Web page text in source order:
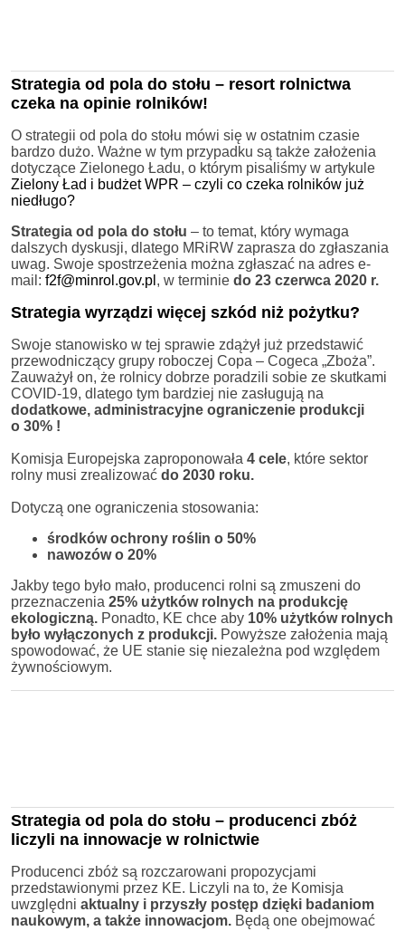
Strategia od pola do stołu – resort rolnictwa
czeka na opinie rolników!
O strategii od pola do stołu mówi się w ostatnim czasie
bardzo dużo. Ważne w tym przypadku są także założenia
dotyczące Zielonego Ładu, o którym pisaliśmy w artykule
Zielony Ład i budżet WPR – czyli co czeka rolników już
niedługo?
Strategia od pola do stołu – to temat, który wymaga
dalszych dyskusji, dlatego MRiRW zaprasza do zgłaszania
uwag. Swoje spostrzeżenia można zgłaszać na adres e-
mail: f2f@minrol.gov.pl , w terminie do 23 czerwca 2020 r.
Strategia wyrządzi więcej szkód niż pożytku?
Swoje stanowisko w tej sprawie zdążył już przedstawić
przewodniczący grupy roboczej Copa – Cogeca „Zboża”.
Zauważył on, że rolnicy dobrze poradzili sobie ze skutkami
COVID-19, dlatego tym bardziej nie zasługują na
dodatkowe, administracyjne ograniczenie produkcji
o 30% !
Komisja Europejska zaproponowała 4 cele, które sektor
rolny musi zrealizować do 2030 roku.
Dotyczą one ograniczenia stosowania:
środków ochrony roślin o 50%
nawozów o 20%
Jakby tego było mało, producenci rolni są zmuszeni do
przeznaczenia 25% użytków rolnych na produkcję
ekologiczną. Ponadto, KE chce aby 10% użytków rolnych
było wyłączonych z produkcji. Powyższe założenia mają
spowodować, że UE stanie się niezależna pod względem
żywnościowym.
Strategia od pola do stołu – producenci zbóż
liczyli na innowacje w rolnictwie
Producenci zbóż są rozczarowani propozycjami
przedstawionymi przez KE. Liczyli na to, że Komisja
uwzględni aktualny i przyszły postęp dzięki badaniom
naukowym, a także innowacjom. Będą one obejmować